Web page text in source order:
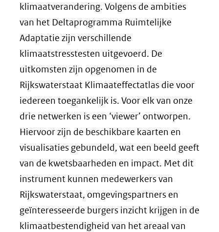
klimaatverandering. Volgens de ambities
van het Deltaprogramma Ruimtelijke
Adaptatie zijn verschillende
klimaatstresstesten uitgevoerd. De
uitkomsten zijn opgenomen in de
Rijkswaterstaat Klimaateffectatlas die voor
iedereen toegankelijk is. Voor elk van onze
drie netwerken is een ‘viewer’ ontworpen.
Hiervoor zijn de beschikbare kaarten en
visualisaties gebundeld, wat een beeld geeft
van de kwetsbaarheden en impact. Met dit
instrument kunnen medewerkers van
Rijkswaterstaat, omgevingspartners en
geïnteresseerde burgers inzicht krijgen in de
klimaatbestendigheid van het areaal van